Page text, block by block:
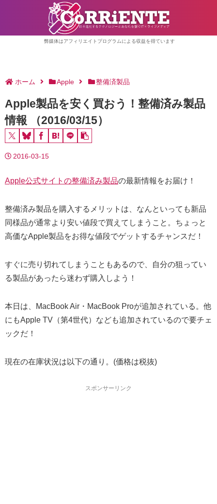
弊媒体はアフィリエイトプログラムによる収益を得ています
ホーム Apple 整備済製品
Apple製品を安く買おう！整備済み製品
情報 （2016/03/15）
2016-03-15
Apple公式サイトの整備済み製品の最新情報をお届け！
整備済み製品を購入するメリットは、なんといっても新品
同様品が通常より安い値段で買えてしまうこと。ちょっと
高価なApple製品をお得な値段でゲットするチャンスだ！
すぐに売り切れてしまうこともあるので、自分の狙ってい
る製品があったら迷わず購入しよう！
本日は、MacBook Air・MacBook Proが追加されている。他
にもApple TV（第4世代）なども追加されているので要チェ
ックだ！
現在の在庫状況は以下の通り。(価格は税抜)
スポンサーリンク